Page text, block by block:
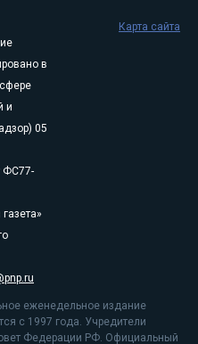
в
и
05
ФС77-
еженедельное издание
с 1997 года. Учредители
Федерации РФ. Официальный
Карта сайта